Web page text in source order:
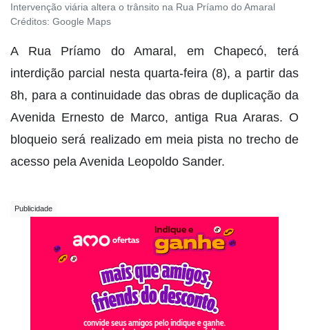
Intervenção viária altera o trânsito na Rua Príamo do Amaral
Créditos: Google Maps
A Rua Príamo do Amaral, em Chapecó, terá
interdição parcial nesta quarta-feira (8), a partir das
8h, para a continuidade das obras de duplicação da
Avenida Ernesto de Marco, antiga Rua Araras. O
bloqueio será realizado em meia pista no trecho de
acesso pela Avenida Leopoldo Sander.